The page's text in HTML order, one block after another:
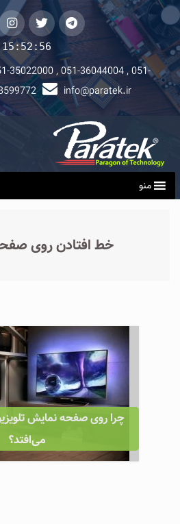
telegramتوییتر
15:52:56
35022000 , 051-36044004 , 051-
info@paratek.ir
منو
خط افتادن روی
چرا روی صفحه نمایش
می‌افتد؟